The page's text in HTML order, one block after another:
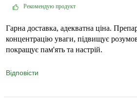
Рекомендую продукт
Гарна доставка, адекватна ціна.
концентрацію уваги, підвищує
покращує пам'ять та настрій.
Відповісти